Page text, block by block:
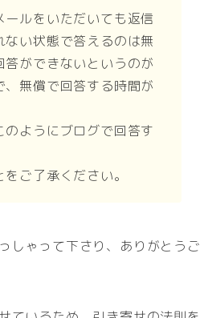
ルをいただいても返信
い状態で答えるのは無
ができないというのが
無償で回答する時間が
ようにブログで回答す
ご了承ください。
しゃって下さり、ありがとうご